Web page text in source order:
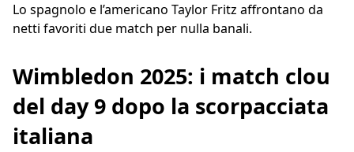
Lo spagnolo e l’americano Taylor Fritz affrontano da
netti favoriti due match per nulla banali.
Wimbledon 2025: i match clou
del day 9 dopo la scorpacciata
italiana